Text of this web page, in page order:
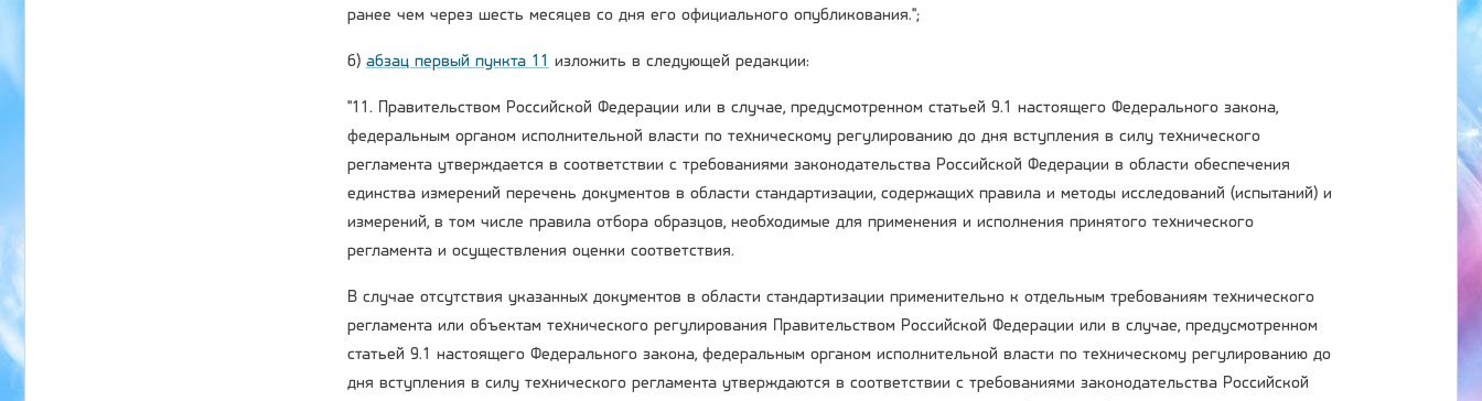
ранее чем через шесть месяцев со дня его официального опубликования.";
б) абзац первый пункта 11 изложить в следующей редакции:
"11. Правительством Российской Федерации или в случае, предусмотренном статьей 9.1 настоящего Федерального закона,
федеральным органом исполнительной власти по техническому регулированию до дня вступления в силу технического
регламента утверждается в соответствии с требованиями законодательства Российской Федерации в области обеспечения
единства измерений перечень документов в области стандартизации, содержащих правила и методы исследований (испытаний) и
измерений, в том числе правила отбора образцов, необходимые для применения и исполнения принятого технического
регламента и осуществления оценки соответствия.
В случае отсутствия указанных документов в области стандартизации применительно к отдельным требованиям технического
регламента или объектам технического регулирования Правительством Российской Федерации или в случае, предусмотренном
статьей 9.1 настоящего Федерального закона, федеральным органом исполнительной власти по техническому регулированию до
дня вступления в силу технического регламента утверждаются в соответствии с требованиями законодательства Российской